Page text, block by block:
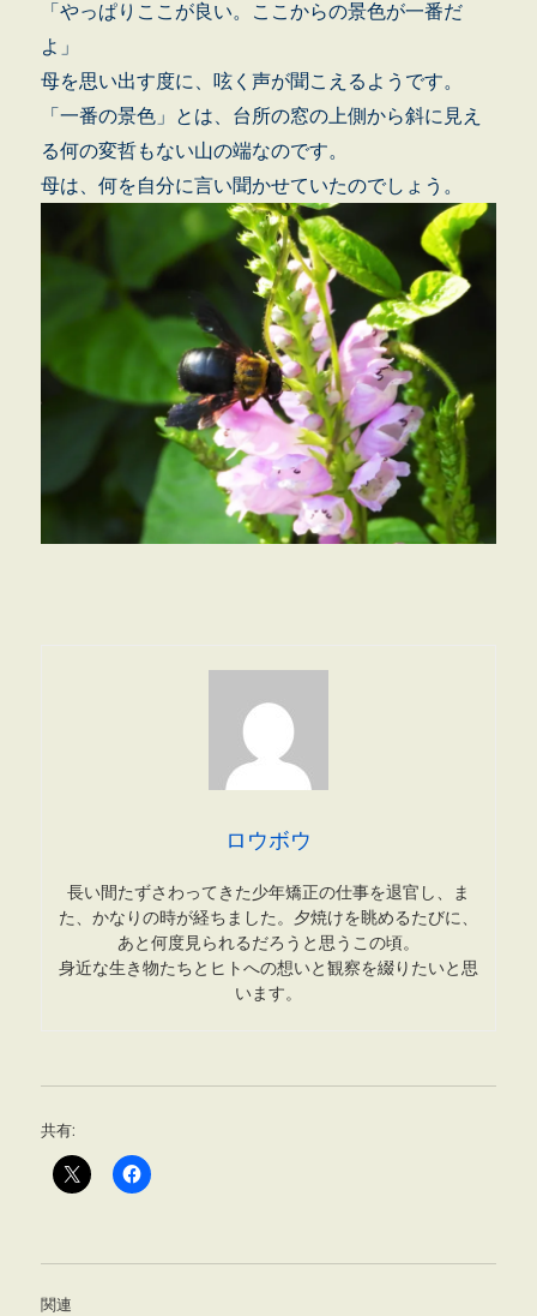
「やっぱりここが良い。ここからの景色が一番だ
よ」
母を思い出す度に、呟く声が聞こえるようです。
「一番の景色」とは、台所の窓の上側から斜に見え
る何の変哲もない山の端なのです。
母は、何を自分に言い聞かせていたのでしょう。
ロウボウ
長い間たずさわってきた少年矯正の仕事を退官し、ま
た、かなりの時が経ちました。夕焼けを眺めるたびに、
あと何度見られるだろうと思うこの頃。
身近な生き物たちとヒトへの想いと観察を綴りたいと思
います。
共有:
関連